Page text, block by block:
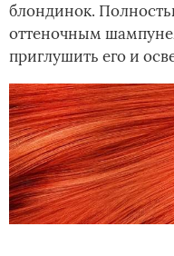
блондинок.
оттеночным
приглушить его и